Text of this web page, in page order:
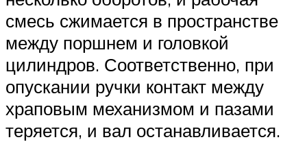
смесь сжимается в пространстве
между поршнем и головкой
цилиндров. Соответственно, при
опускании ручки контакт между
храповым механизмом и пазами
теряется, и вал останавливается.